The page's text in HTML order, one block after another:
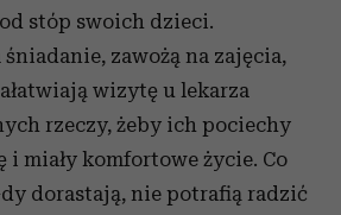
stóp swoich dzieci.
zawożą na zajęcia,
wizytę u lekarza
rzeczy, żeby ich pociechy
i miały komfortowe życie. Co
dorastają, nie potrafią radzić